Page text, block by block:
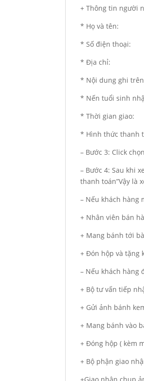
+ Thông tin người
* Họ và tên:
* Số điện thoại:
* Địa chỉ:
* Nội dung ghi
* Nến tuổi sinh
* Thời gian giao:
* Hình thức thanh
– Bước 3: Click
– Bước 4: Sau khi
thanh toán”Vậy là
– Nếu khách hàng
+ Nhân viên bán
+ Mang bánh tới
+ Đón hộp và tặng
– Nếu khách hàng
+ Bộ tư vấn tiếp
+ Gửi ảnh bánh
+ Mang bánh vào
+ Đóng hộp ( kèm
+ Bộ phận giao